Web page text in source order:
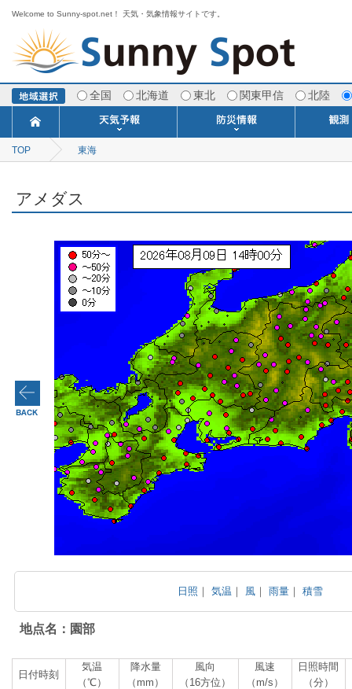
Welcome to Sunny-spot.net！ 天気・気象情報サイトです。
全国 北海道 東北 関東甲信 北陸
今日明日の天気
ポイント予報
週間天気予報
寒・暖候期予報
TOP 東海
アメダス
日照 ｜気温 ｜ 風 ｜雨量 ｜積雪
地点名：園部
日付時刻
気温
（℃）
降水量
（mm）
風向
（16方位）
風速
（m/s）
日照時間
（分）